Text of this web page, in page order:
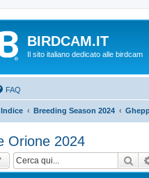
BIRDCAM.IT
Il sito italiano dedicato alle birdcam
FAQ
Indice Breeding Season 2024
Orione 2024